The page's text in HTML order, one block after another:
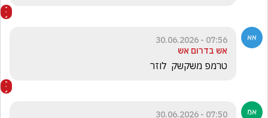
07:56 - 30.06.2026
אש בדרום אש
טרמפ משקשק  לוזר
07:50 - 30.06.2026